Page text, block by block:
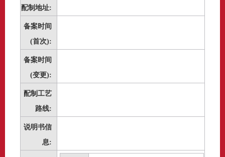
配制地址:
备案时间
(首次):
备案时间
(变更):
配制工艺
路线:
说明书信
息: